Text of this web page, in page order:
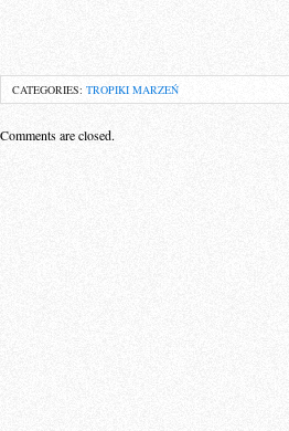
CATEGORIES: TROPIKI MARZEŃ
Comments are closed.